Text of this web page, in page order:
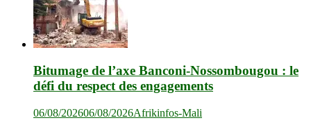
Bitumage de l’axe Banconi-Nossombougou : le
défi du respect des engagements
06/08/202606/08/2026Afrikinfos-Mali